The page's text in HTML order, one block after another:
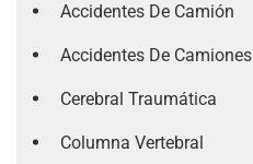
Accidentes De Camión
Accidentes De Camiones
Cerebral Traumática
Columna Vertebral